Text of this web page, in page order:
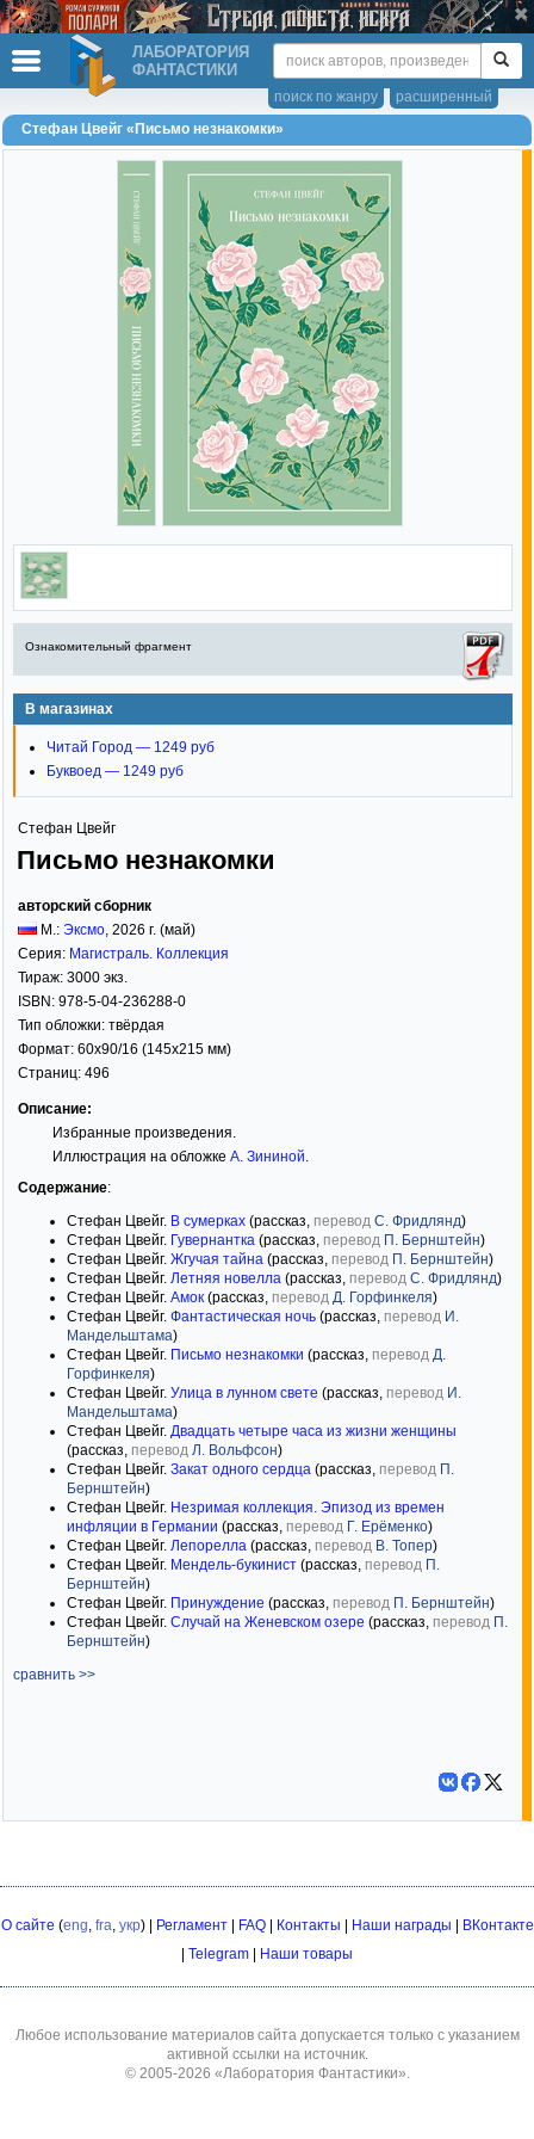
ЛАБОРАТОРИЯ
ФАНТАСТИКИ
расширенный
поиск по жанру
Стефан Цвейг «Письмо незнакомки»
Ознакомительный фрагмент
В магазинах
Читай Город — 1249 руб
Буквоед — 1249 руб
Стефан Цвейг
Письмо незнакомки
авторский сборник
М.: Эксмо, 2026 г. (май)
Серия: Магистраль. Коллекция
Тираж: 3000 экз.
ISBN: 978-5-04-236288-0
Тип обложки: твёрдая
Формат: 60x90/16 (145x215 мм)
Страниц: 496
Описание:
Избранные произведения.
Иллюстрация на обложке А. Зининой.
Содержание:
Стефан Цвейг. В сумерках (рассказ, перевод С. Фридлянд)
Стефан Цвейг. Гувернантка (рассказ, перевод П. Бернштейн)
Стефан Цвейг. Жгучая тайна (рассказ, перевод П. Бернштейн)
Стефан Цвейг. Летняя новелла (рассказ, перевод С. Фридлянд)
Стефан Цвейг. Амок (рассказ, перевод Д. Горфинкеля)
Стефан Цвейг. Фантастическая ночь (рассказ, перевод И.
Мандельштама)
Стефан Цвейг. Письмо незнакомки (рассказ, перевод Д.
Горфинкеля)
Стефан Цвейг. Улица в лунном свете (рассказ, перевод И.
Мандельштама)
Стефан Цвейг. Двадцать четыре часа из жизни женщины
(рассказ, перевод Л. Вольфсон)
Стефан Цвейг. Закат одного сердца (рассказ, перевод П.
Бернштейн)
Стефан Цвейг. Незримая коллекция. Эпизод из времен
инфляции в Германии (рассказ, перевод Г. Ерёменко)
Стефан Цвейг. Лепорелла (рассказ, перевод В. Топер)
Стефан Цвейг. Мендель-букинист (рассказ, перевод П.
Бернштейн)
Стефан Цвейг. Принуждение (рассказ, перевод П. Бернштейн)
Стефан Цвейг. Случай на Женевском озере (рассказ, перевод П.
Бернштейн)
сравнить >>
О сайте (eng, fra, укр) | Регламент| FAQ| Контакты Наши награды
ВКонтакте
Telegram Наши товары
Любое использование материалов сайта допускается только с указанием
активной ссылки на источник.
© 2005-2026 «Лаборатория Фантастики».